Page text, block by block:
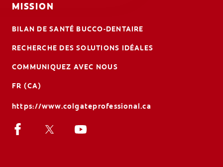
MISSION
BILAN DE SANTÉ BUCCO-DENTAIRE
RECHERCHE DES SOLUTIONS IDÉALES
COMMUNIQUEZ AVEC NOUS
FR (CA)
https://www.colgateprofessional.ca